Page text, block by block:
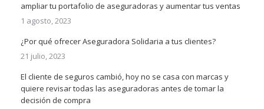
ampliar tu portafolio de aseguradoras y aumentar tus ventas
1 agosto, 2023
¿Por qué ofrecer Aseguradora Solidaria a tus clientes?
21 julio, 2023
El cliente de seguros cambió, hoy no se casa con marcas y
quiere revisar todas las aseguradoras antes de tomar la
decisión de compra